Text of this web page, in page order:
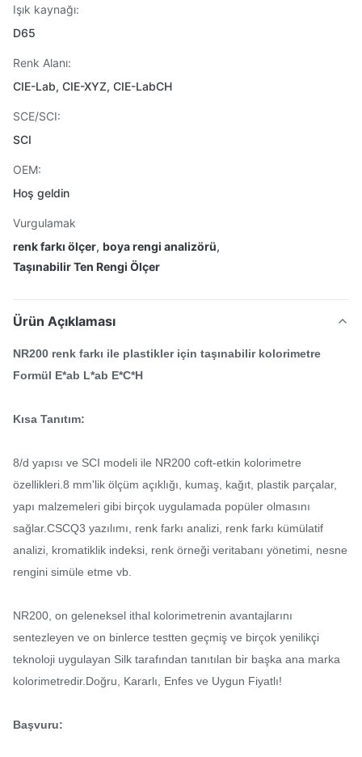
Işık kaynağı:
D65
Renk Alanı:
CIE-Lab, CIE-XYZ, CIE-LabCH
SCE/SCI:
SCI
OEM:
Hoş geldin
Vurgulamak
renk farkı ölçer, boya rengi analizörü,
Taşınabilir Ten Rengi Ölçer
Ürün Açıklaması
NR200 renk farkı ile plastikler için taşınabilir kolorimetre
Formül E*ab L*ab E*C*H
Kısa Tanıtım:
8/d yapısı ve SCI modeli ile NR200 coft-etkin kolorimetre
özellikleri.8 mm'lik ölçüm açıklığı, kumaş, kağıt, plastik parçalar,
yapı malzemeleri gibi birçok uygulamada popüler olmasını
sağlar.CSCQ3 yazılımı, renk farkı analizi, renk farkı kümülatif
analizi, kromatiklik indeksi, renk örneği veritabanı yönetimi, nesne
rengini simüle etme vb.
NR200, on geleneksel ithal kolorimetrenin avantajlarını
sentezleyen ve on binlerce testten geçmiş ve birçok yenilikçi
teknoloji uygulayan Silk tarafından tanıtılan bir başka ana marka
kolorimetredir.Doğru, Kararlı, Enfes ve Uygun Fiyatlı!
Başvuru: